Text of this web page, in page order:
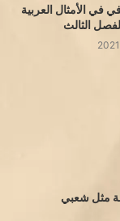
في الأمثال العربية
الثالث
مثل شعبي